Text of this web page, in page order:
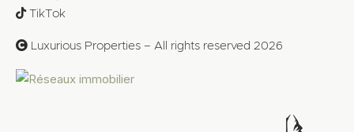
TikTok
Luxurious Properties – All rights reserved 2026